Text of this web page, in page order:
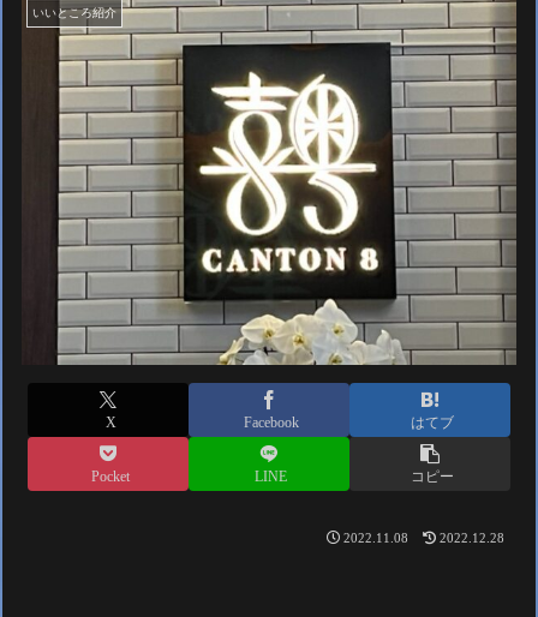
いいところ紹介
X Facebook はてブ
Pocket LINE コピー
2022.11.08 2022.12.28